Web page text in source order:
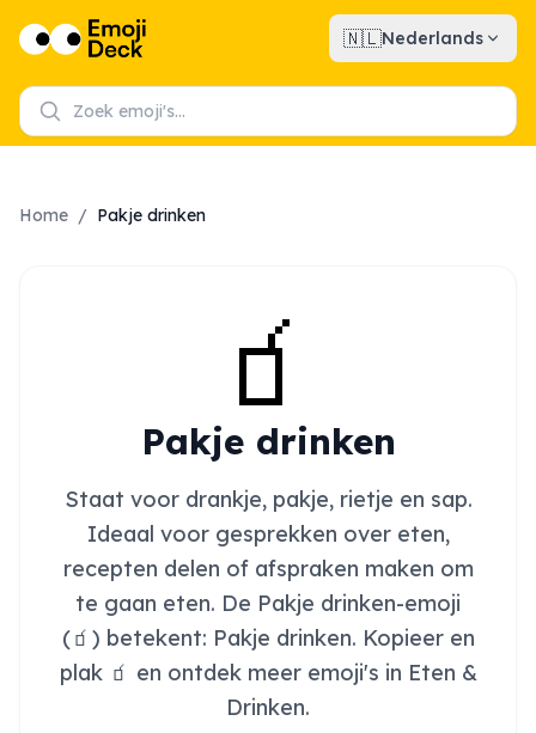
🇳🇱Nederlands
Home / Pakje drinken
🧃
Pakje drinken
Staat voor drankje, pakje, rietje en sap.
Ideaal voor gesprekken over eten,
recepten delen of afspraken maken om
te gaan eten. De Pakje drinken-emoji
(🧃) betekent: Pakje drinken. Kopieer en
plak 🧃 en ontdek meer emoji's in Eten &
Drinken.